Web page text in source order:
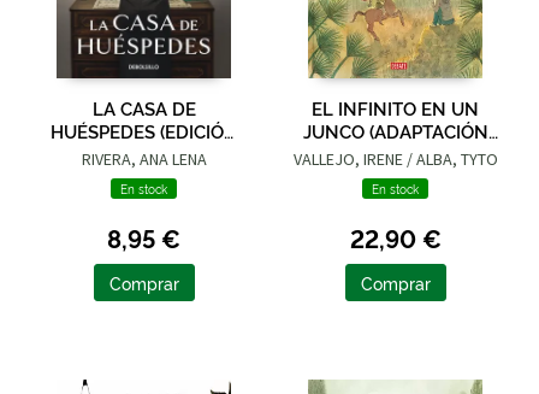
LA CASA DE
HUÉSPEDES (EDICIÓN
LIMITADA · VERANO)
RIVERA, ANA LENA
En stock
8,95 €
Comprar
EL INFINITO EN UN
JUNCO (ADAPTACIÓN
GRÁFICA)
VALLEJO, IRENE / ALBA, TYTO
En stock
22,90 €
Comprar